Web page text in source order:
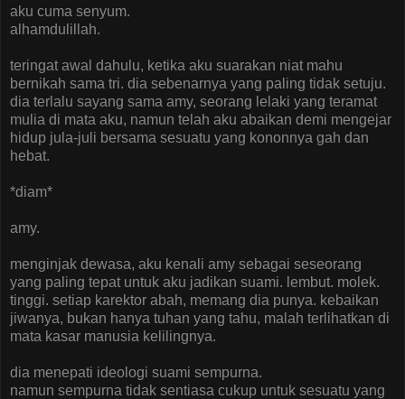
aku cuma senyum.
alhamdulillah.
teringat awal dahulu, ketika aku suarakan niat mahu
bernikah sama tri. dia sebenarnya yang paling tidak setuju.
dia terlalu sayang sama amy, seorang lelaki yang teramat
mulia di mata aku, namun telah aku abaikan demi mengejar
hidup jula-juli bersama sesuatu yang kononnya gah dan
hebat.
*diam*
amy.
menginjak dewasa, aku kenali amy sebagai seseorang
yang paling tepat untuk aku jadikan suami. lembut. molek.
tinggi. setiap karektor abah, memang dia punya. kebaikan
jiwanya, bukan hanya tuhan yang tahu, malah terlihatkan di
mata kasar manusia kelilingnya.
dia menepati ideologi suami sempurna.
namun sempurna tidak sentiasa cukup untuk sesuatu yang